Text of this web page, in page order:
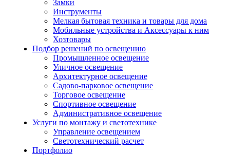
Замки
Инструменты
Мелкая бытовая техника и товары для дома
Мобильные устройства и Аксессуары к ним
Хозтовары
Подбор решений по освещению
Промышленное освещение
Уличное освещение
Архитектурное освещение
Садово-парковое освещение
Торговое освещение
Спортивное освещение
Административное освещение
Услуги по монтажу и светотехнике
Управление освещением
Светотехнический расчет
Портфолио